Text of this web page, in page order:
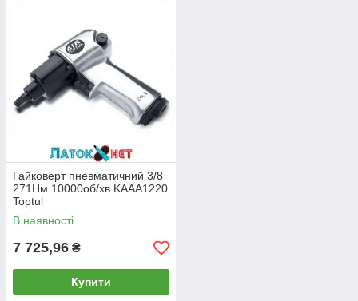
Гайковерт пневматичний 3/8
271Нм 10000об/хв KAAA1220
Toptul
В наявності
7 725,96 ₴
Купити